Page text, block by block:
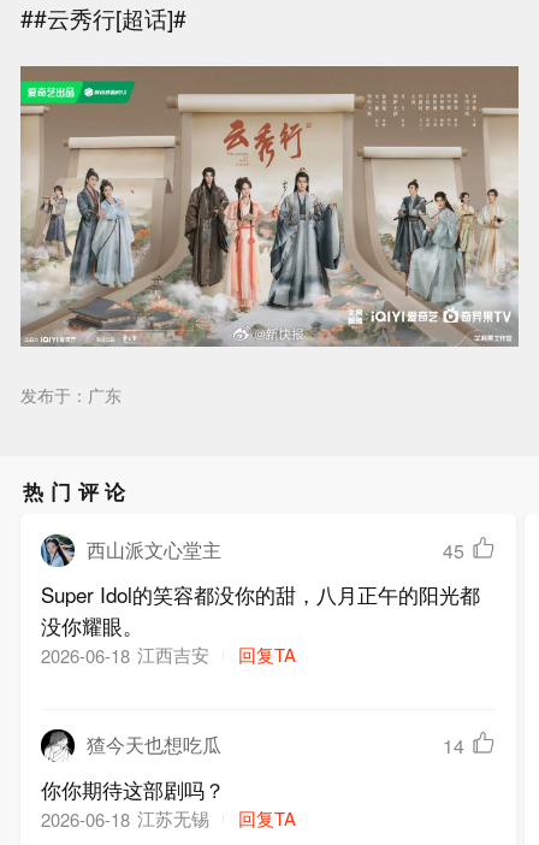
##云秀行[超话]#
发布于：广东
热门评论
西山派文心堂主 45
Super Idol的笑容都没你的甜，八月正午的阳光都
没你耀眼。
2026-06-18 江西吉安 回复TA
猹今天也想吃瓜 14
你你期待这部剧吗？
2026-06-18 江苏无锡 回复TA